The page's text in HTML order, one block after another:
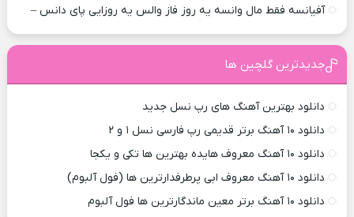
آفیانسه فقط مال وانسه یه روز فاز والس یه روزایی پای دانس –
جدیدترین گلچین ها
دانلود بهترین آهنگ های رپ نسل جدید
دانلود ۱۰ آهنگ برتر قدیمی رپ فارسی نسل ۱ و ۲
دانلود ۱۰ آهنگ معروف هایده بهترین ها تکی و یکجا
دانلود ۱۰ آهنگ معروف ابی پرطرفدارترین ها (فول آلبوم)
دانلود ۱۰ آهنگ برتر معین ماندگارترین ها فول آلبوم